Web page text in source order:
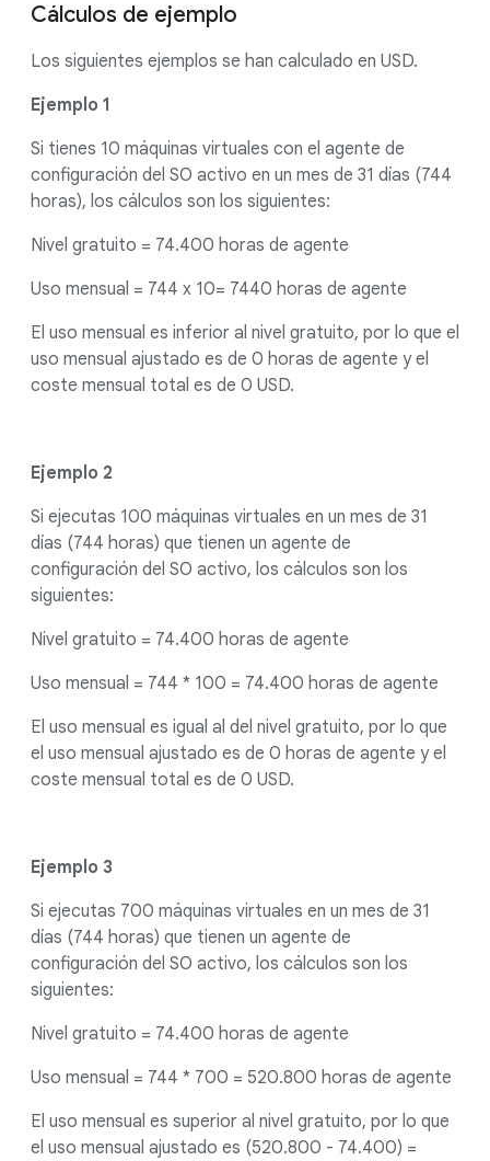
Cálculos de ejemplo
Los siguientes ejemplos se han calculado en USD.
Ejemplo 1
Si tienes 10 máquinas virtuales con el agente de
configuración del SO activo en un mes de 31 días (744
horas), los cálculos son los siguientes:
Nivel gratuito = 74.400 horas de agente
Uso mensual = 744 x 10= 7440 horas de agente
El uso mensual es inferior al nivel gratuito, por lo que el
uso mensual ajustado es de 0 horas de agente y el
coste mensual total es de 0 USD.
Ejemplo 2
Si ejecutas 100 máquinas virtuales en un mes de 31
días (744 horas) que tienen un agente de
configuración del SO activo, los cálculos son los
siguientes:
Nivel gratuito = 74.400 horas de agente
Uso mensual = 744 * 100 = 74.400 horas de agente
El uso mensual es igual al del nivel gratuito, por lo que
el uso mensual ajustado es de 0 horas de agente y el
coste mensual total es de 0 USD.
Ejemplo 3
Si ejecutas 700 máquinas virtuales en un mes de 31
días (744 horas) que tienen un agente de
configuración del SO activo, los cálculos son los
siguientes:
Nivel gratuito = 74.400 horas de agente
Uso mensual = 744 * 700 = 520.800 horas de agente
El uso mensual es superior al nivel gratuito, por lo que
el uso mensual ajustado es (520.800 - 74.400) =